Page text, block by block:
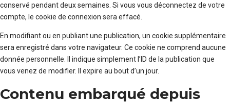
conservé pendant deux semaines. Si vous vous déconnectez de votre
compte, le cookie de connexion sera effacé.
En modifiant ou en publiant une publication, un cookie supplémentaire
sera enregistré dans votre navigateur. Ce cookie ne comprend aucune
donnée personnelle. Il indique simplement l’ID de la publication que
vous venez de modifier. Il expire au bout d’un jour.
Contenu embarqué depuis